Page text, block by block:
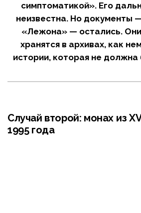
симптоматикой». Его
неизвестна. Но документы
«Лежона» — остались.
хранятся в архивах, как
истории, которая не должна
Случай второй: монах из
1995 года